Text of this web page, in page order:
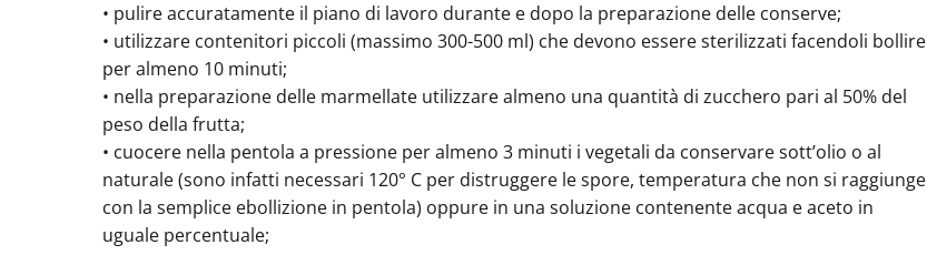
• pulire accuratamente il piano di lavoro durante e dopo la preparazione delle conserve;
• utilizzare contenitori piccoli (massimo 300-500 ml) che devono essere sterilizzati facendoli bollire
per almeno 10 minuti;
• nella preparazione delle marmellate utilizzare almeno una quantità di zucchero pari al 50% del
peso della frutta;
• cuocere nella pentola a pressione per almeno 3 minuti i vegetali da conservare sott’olio o al
naturale (sono infatti necessari 120° C per distruggere le spore, temperatura che non si raggiunge
con la semplice ebollizione in pentola) oppure in una soluzione contenente acqua e aceto in
uguale percentuale;